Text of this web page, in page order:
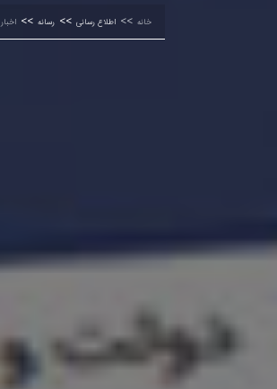
خانه اطلاع رسانی رسانه اخبار